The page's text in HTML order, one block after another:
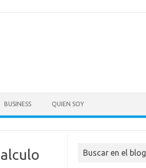
BUSINESS QUIEN SOY
Buscar en el blog